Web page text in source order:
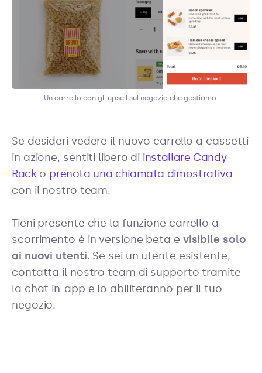
Un carrello con gli upsell sul negozio che gestiamo.
Se desideri vedere il nuovo carrello a cassetti
in azione, sentiti libero di installare Candy
Rack o prenota una chiamata dimostrativa
con il nostro team.
Tieni presente che la funzione carrello a
scorrimento è in versione beta e visibile solo
ai nuovi utenti. Se sei un utente esistente,
contatta il nostro team di supporto tramite
la chat in-app e lo abiliteranno per il tuo
negozio.